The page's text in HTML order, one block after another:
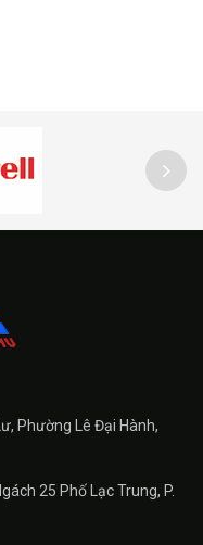
Phường Lê Đại Hành,
25 Phố Lạc Trung, P.